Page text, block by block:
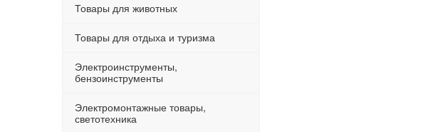
Товары для животных
Товары для отдыха и туризма
Электроинструменты,
бензоинструменты
Электромонтажные товары,
светотехника